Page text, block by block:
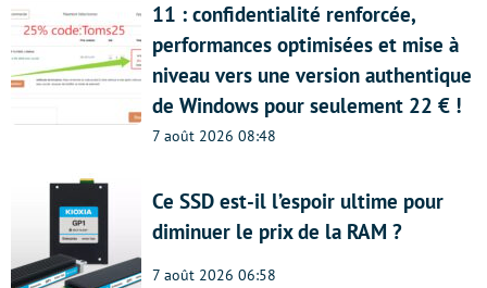
11 : confidentialité renforcée,
performances optimisées et mise à
niveau vers une version authentique
de Windows pour seulement 22 € !
7 août 2026 08:48
Ce SSD est-il l’espoir ultime pour
diminuer le prix de la RAM ?
7 août 2026 06:58